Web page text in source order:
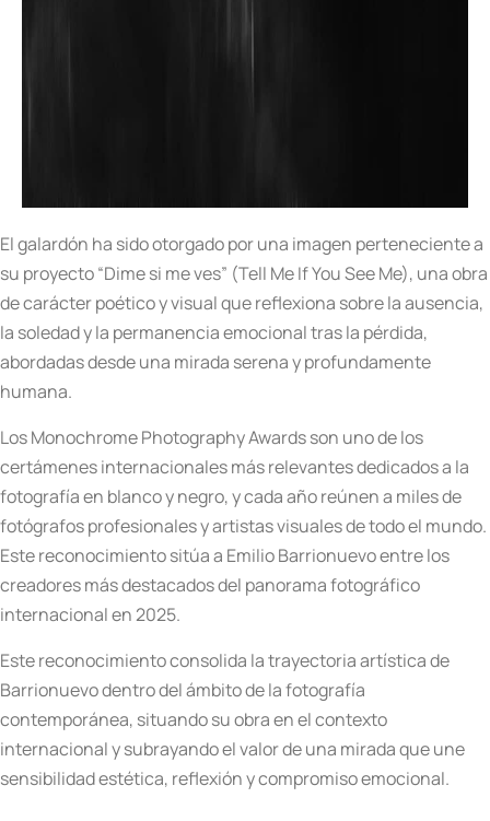
El galardón ha sido otorgado por una imagen perteneciente a
su proyecto “Dime si me ves” (Tell Me If You See Me), una obra
de carácter poético y visual que reflexiona sobre la ausencia,
la soledad y la permanencia emocional tras la pérdida,
abordadas desde una mirada serena y profundamente
humana.
Los Monochrome Photography Awards son uno de los
certámenes internacionales más relevantes dedicados a la
fotografía en blanco y negro, y cada año reúnen a miles de
fotógrafos profesionales y artistas visuales de todo el mundo.
Este reconocimiento sitúa a Emilio Barrionuevo entre los
creadores más destacados del panorama fotográfico
internacional en 2025.
Este reconocimiento consolida la trayectoria artística de
Barrionuevo dentro del ámbito de la fotografía
contemporánea, situando su obra en el contexto
internacional y subrayando el valor de una mirada que une
sensibilidad estética, reflexión y compromiso emocional.